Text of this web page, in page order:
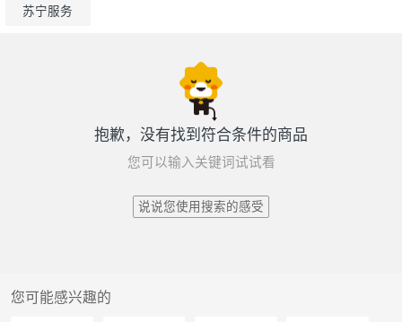
苏宁服务
抱歉，没有找到符合条件的商品
您可以输入关键词试试看
说说您使用搜索的感受
您可能感兴趣的